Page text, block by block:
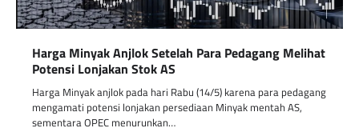
Harga Minyak Anjlok Setelah Para Pedagang Melihat
Potensi Lonjakan Stok AS
Harga Minyak anjlok pada hari Rabu (14/5) karena para pedagang
mengamati potensi lonjakan persediaan Minyak mentah AS,
sementara OPEC menurunkan…